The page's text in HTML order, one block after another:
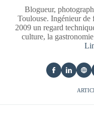
Blogueur,
Toulouse. Ingénieur de
2009 un regard
culture, la